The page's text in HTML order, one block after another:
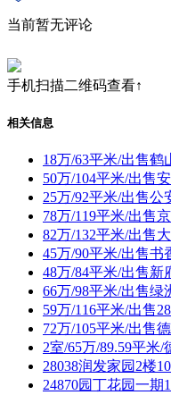
当前暂无评论
手机扫描二维码查看↑
相关信息
18万/63平米/出售
50万/104平米/出售
25万/92平米/出售
78万/119平米/出售
82万/132平米/出售
45万/90平米/出售
48万/84平米/出售
66万/98平米/出售
59万/116平米/出售
72万/105平米/出售
2室/65万/89.59平米
28038润发家园2楼
24870园丁花园一期